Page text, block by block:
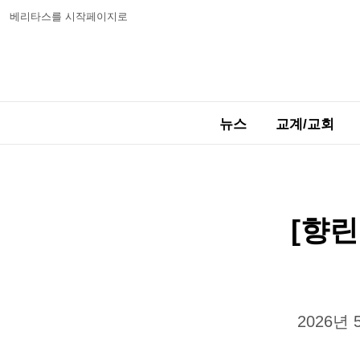
베리타스를 시작페이지로
뉴스 교계/교회
[향
2026년